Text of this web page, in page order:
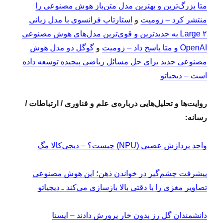
متا بزرگ‌ترین و بهترین مدل متن‌باز هوش مصنوعی را
منتشر کرد – زومیت و استارتاپ فرانسوی با مدل زبانی
Large ۲ به جدیدترین و قوی‌ترین مدل‌های هوش مصنوعی
OpenAI و متا پاسخ داد – زومیت
وگوگل دو مدل هوش
مصنوعی جدید برای حل مسائل ریاضی پیچیده توسعه داده
است – دیجیاتو
روایت‌ها و تحلیل‌هایی درباره‌ی علم و فناوری / ارتباطات /
رسانه:
واحد پردازش عصبی (NPU) چیست؟ – دیجی‌کالا مگ
پیشرفت چشم‌گیر در خواندن ذهن؛ این هوش مصنوعی
تصاویر مغزی را با دقتی بالا بازسازی می‌کند ـ دیجیاتو
دانشمندان گل رز بدون خار پرورش دادند – ایسنا